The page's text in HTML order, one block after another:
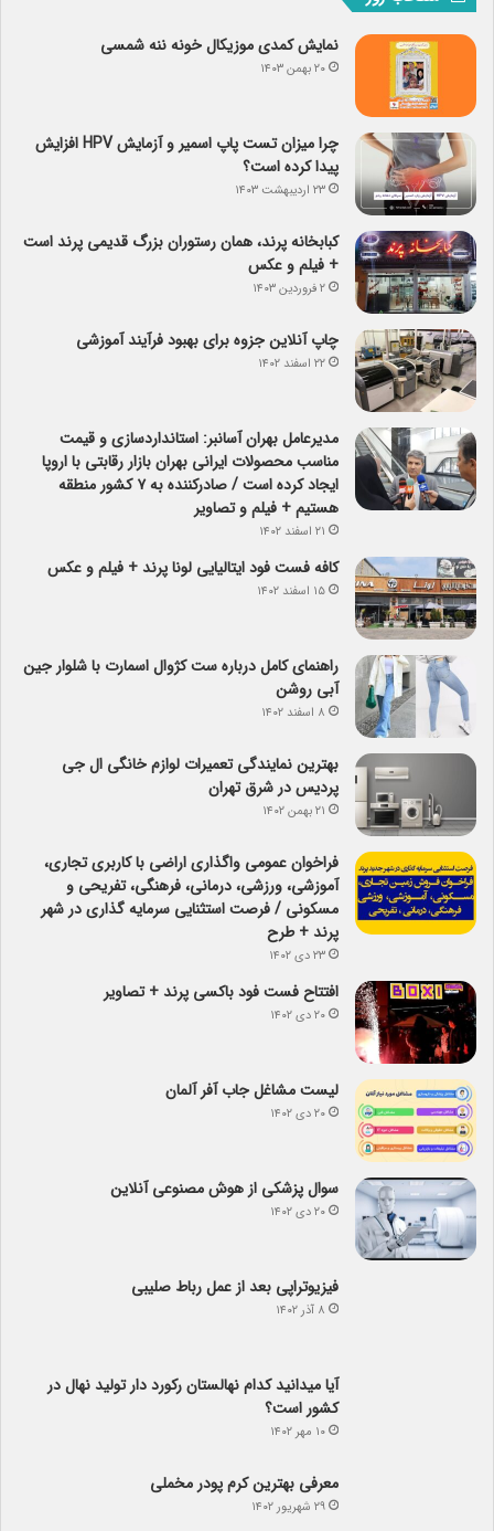
نمایش کمدی موزیکال خونه ننه شمسی
۲۰ بهمن ۱۴۰۳
چرا میزان تست پاپ اسمیر و آزمایش HPV افزایش
پیدا کرده است؟
۲۳ اردیبهشت ۱۴۰۳
کبابخانه پرند، همان رستوران بزرگ قدیمی پرند است
+ فیلم و عکس
۲ فروردین ۱۴۰۳
چاپ آنلاین جزوه برای بهبود فرآیند آموزشی
۲۲ اسفند ۱۴۰۲
مدیرعامل بهران آسانبر: استانداردسازی و قیمت
مناسب محصولات ایرانی بهران بازار رقابتی با اروپا
ایجاد کرده است / صادرکننده به ۷ کشور منطقه
هستیم + فیلم و تصاویر
۲۱ اسفند ۱۴۰۲
کافه فست فود ایتالیایی لونا پرند + فیلم و عکس
۱۵ اسفند ۱۴۰۲
راهنمای کامل درباره ست کژوال اسمارت با شلوار جین
آبی روشن
۸ اسفند ۱۴۰۲
بهترین نمایندگی تعمیرات لوازم خانگی ال جی
پردیس در شرق تهران
۲۱ بهمن ۱۴۰۲
فراخوان عمومی واگذاری اراضی با کاربری تجاری،
آموزشی، ورزشی، درمانی، فرهنگی، تفریحی و
مسکونی / فرصت استثنایی سرمایه گذاری در شهر
پرند + طرح
۲۳ دی ۱۴۰۲
افتتاح فست فود باکسی پرند + تصاویر
۲۰ دی ۱۴۰۲
لیست مشاغل جاب آفر آلمان
۲۰ دی ۱۴۰۲
سوال پزشکی از هوش مصنوعی آنلاین
۲۰ دی ۱۴۰۲
فیزیوتراپی بعد از عمل رباط صلیبی
۸ آذر ۱۴۰۲
کشور است؟
معرفی بهترین کرم پودر مخملی
آیا در استان اردبیل می توانیم باغ بادام راه اندازی
کنیم؟